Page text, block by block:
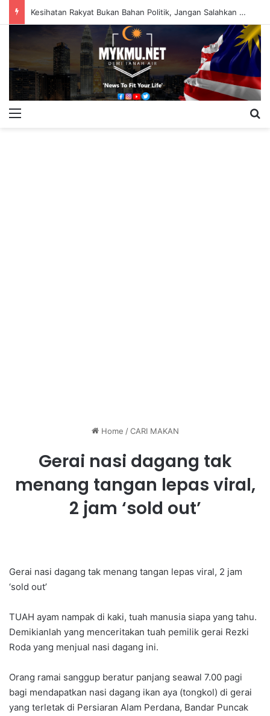
Kesihatan Rakyat Bukan Bahan Politik, Jangan Salahkan Onn Hafiz – Haslinda Salleh
Home / CARI MAKAN
Gerai nasi dagang tak
menang tangan lepas viral,
2 jam ‘sold out’
Gerai nasi dagang tak menang tangan lepas viral, 2 jam
‘sold out’
TUAH ayam nampak di kaki, tuah manusia siapa yang tahu.
Demikianlah yang menceritakan tuah pemilik gerai Rezki
Roda yang menjual nasi dagang ini.
Orang ramai sanggup beratur panjang seawal 7.00 pagi
bagi mendapatkan nasi dagang ikan aya (tongkol) di gerai
yang terletak di Persiaran Alam Perdana, Bandar Puncak